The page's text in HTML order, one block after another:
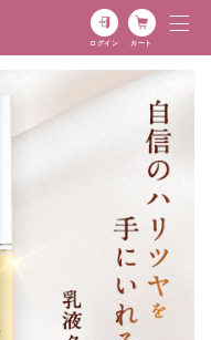
ログイン カート